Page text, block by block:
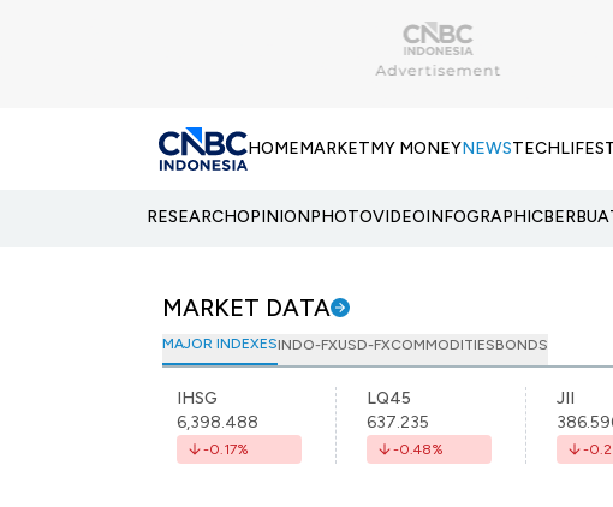
HOMEMARKETMY MONEYNEWSTECH
RESEARCHOPINIONPHOTOVIDEOINFOGRAPHIC
MARKET DATA
MAJOR INDEXESINDO-FXUSD-FXCOMMODITIESBONDS
IHSG
6,398.488
-0.17%
LQ45
637.235
-0.48%
JII
-